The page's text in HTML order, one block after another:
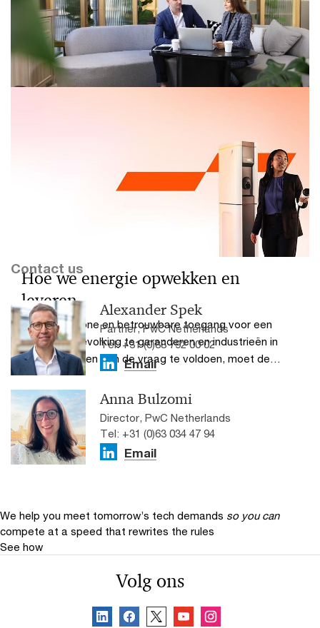
Door een verschuiving van de traditionele
agrifoodsector naar een breder domein verandert hoe
we onszelf voeden. Technologie en duurzaamheid
stimuleren daarbij.
je de vernieuwde ESRS effectief aan
(Her)start je CSRD-traject: ontdek wat er is veranderd,
wat volgt en hoe bedrijven nu effectief kunnen
Hoe we energie opwekken en
leveren
Om een schone en betrouwbare toegang voor een
groeiende bevolking te garanderen en industrieën in
staat te stellen aan de vraag te voldoen, moet de
energiesector nieuwe werkwijzen omarmen.
Contact us
Alexander Spek
Partner, PwC Netherlands
Tel: +31 (0)88 792 00 02
Email
Anna Bulzomi
Director, PwC Netherlands
Tel: +31 (0)63 034 47 94
Email
We help you meet tomorrow’s tech demands so you can
compete at a speed that rewrites the rules
See how
Volg ons